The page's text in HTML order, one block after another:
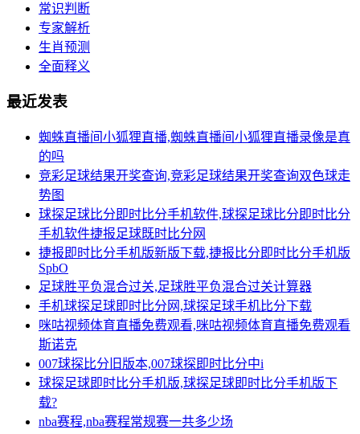
常识判断
专家解析
生肖预测
全面释义
最近发表
蜘蛛直播间小狐狸直播,蜘蛛直播间小狐狸直播录像是真
的吗
竞彩足球结果开奖查询,竞彩足球结果开奖查询双色球走
势图
球探足球比分即时比分手机软件,球探足球比分即时比分
手机软件捷报足球既时比分网
捷报即时比分手机版新版下载,捷报比分即时比分手机版
SpbO
足球胜平负混合过关,足球胜平负混合过关计算器
手机球探足球即时比分网,球探足球手机比分下载
咪咕视频体育直播免费观看,咪咕视频体育直播免费观看
斯诺克
007球探比分旧版本,007球探即时比分中i
球探足球即时比分手机版,球探足球即时比分手机版下
载?
nba赛程,nba赛程常规赛一共多少场